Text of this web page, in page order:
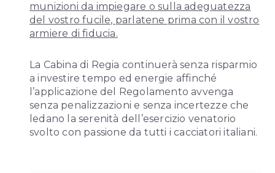
munizioni da impiegare o sulla adeguatezza
del vostrofucile, parlatene prima con il vostro
armiere di fiducia.
La Cabina di Regia continuerà senza risparmio
a investire tempo ed energie affinché
l’applicazione del Regolamento avvenga
senza penalizzazioni e senza incertezze che
ledano la serenità dell’esercizio venatorio
svolto con passione da tutti i cacciatori italiani.